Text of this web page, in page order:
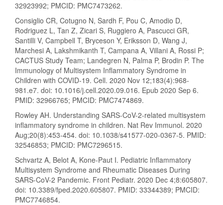
32923992; PMCID: PMC7473262.
Consiglio CR, Cotugno N, Sardh F, Pou C, Amodio D,
Rodriguez L, Tan Z, Zicari S, Ruggiero A, Pascucci GR,
Santilli V, Campbell T, Bryceson Y, Eriksson D, Wang J,
Marchesi A, Lakshmikanth T, Campana A, Villani A, Rossi P;
CACTUS Study Team; Landegren N, Palma P, Brodin P. The
Immunology of Multisystem Inflammatory Syndrome in
Children with COVID-19. Cell. 2020 Nov 12;183(4):968-
981.e7. doi: 10.1016/j.cell.2020.09.016. Epub 2020 Sep 6.
PMID: 32966765; PMCID: PMC7474869.
Rowley AH. Understanding SARS-CoV-2-related multisystem
inflammatory syndrome in children. Nat Rev Immunol. 2020
Aug;20(8):453-454. doi: 10.1038/s41577-020-0367-5. PMID:
32546853; PMCID: PMC7296515.
Schvartz A, Belot A, Kone-Paut I. Pediatric Inflammatory
Multisystem Syndrome and Rheumatic Diseases During
SARS-CoV-2 Pandemic. Front Pediatr. 2020 Dec 4;8:605807.
doi: 10.3389/fped.2020.605807. PMID: 33344389; PMCID:
PMC7746854.